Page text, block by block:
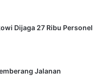
Dijaga 27 Ribu Personel
Jalanan